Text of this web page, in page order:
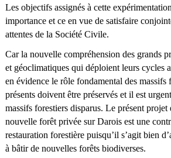
Les objectifs assignés à cette
importance et ce en vue de satisfaire
attentes de la Société Civile.
Car la nouvelle compréhension des grands
et géoclimatiques qui déploient leurs cycles
en évidence le rôle fondamental des massifs
présents doivent être préservés et il est
massifs forestiers disparus. Le présent projet
nouvelle forêt privée sur Darois est une
restauration forestière puisqu’il s’agit bien
à bâtir de nouvelles forêts biodiverses.